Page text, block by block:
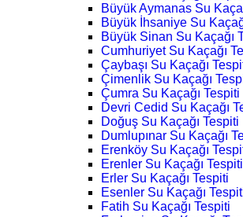
Büyük Aymanas Su
Büyük İhsaniye Su
Büyük Sinan Su Kaçağı
Cumhuriyet Su Kaçağı
Çaybaşı Su Kaçağı
Çimenlik Su Kaçağı
Çumra Su Kaçağı Tespiti
Devri Cedid Su Kaçağı
Doğuş Su Kaçağı Tespiti
Dumlupınar Su Kaçağı
Erenköy Su Kaçağı
Erenler Su Kaçağı Tespiti
Erler Su Kaçağı Tespiti
Esenler Su Kaçağı
Fatih Su Kaçağı Tespiti